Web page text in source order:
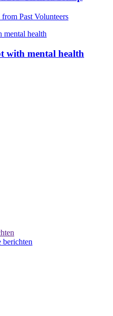
Past Volunteers
with mental health